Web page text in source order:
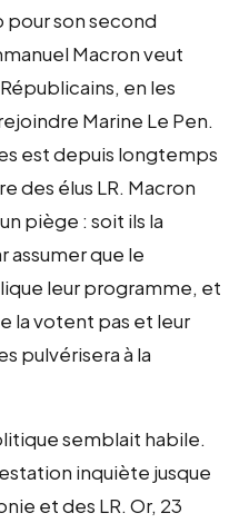
pour son second
Macron veut
en les
Marine Le Pen.
est depuis longtemps
des élus LR. Macron
piège : soit ils la
que le
leur programme, et
la votent pas et leur
pulvérisera à la
semblait habile.
inquiète jusque
et des LR. Or, 23